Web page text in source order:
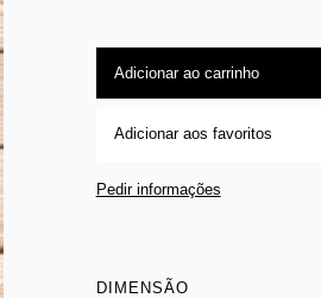
Adicionar ao carrinho
Adicionar aos favoritos
Pedir informações
DIMENSÃO